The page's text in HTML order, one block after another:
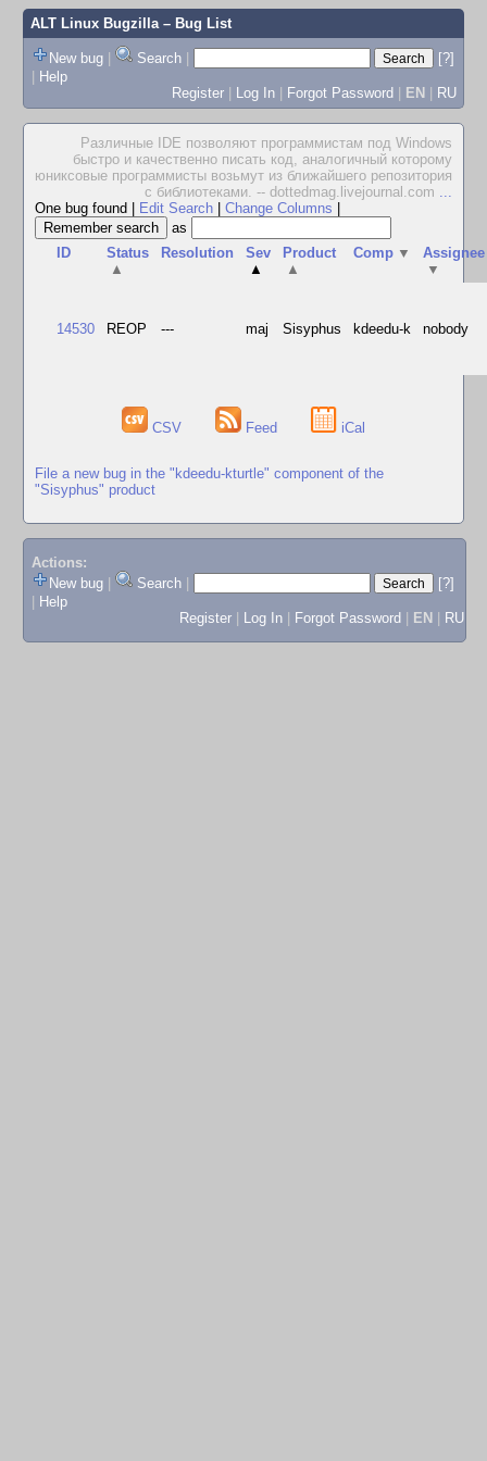
ALT Linux Bugzilla– Bug List
New bug | Search |
[?]
| Help
Register | Log In | Forgot Password | EN | RU
Различные IDE позволяют программистам под Windows
быстро и качественно писать код, аналогичный которому
юниксовые программисты возьмут из ближайшего репозитория
с библиотеками. -- dottedmag.livejournal.com ...
One bug found
Edit Search Change Columns
as
ID
Status
▲
Resolution
Sev
▲
Product
▲
Comp ▼
Assignee
▼
14530 REOP --- maj Sisyphus kdeedu-k nobody
CSV Feed iCal
File a new bug in the "kdeedu-kturtle" component of the
"Sisyphus" product
Actions:
New bug
Search
[?]
Help
Register
Log In Forgot Password EN RU